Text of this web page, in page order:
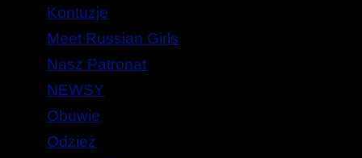
Kontuzje
Meet Russian Girls
Nasz Patronat
NEWSY
Obuwie
Odzież